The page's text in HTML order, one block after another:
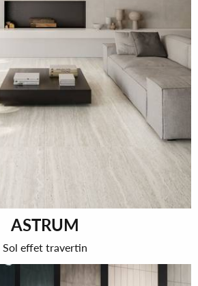
ASTRUM
Sol effet travertin